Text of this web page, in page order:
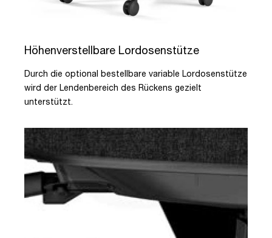
Höhenverstellbare Lordosenstütze
Durch die optional bestellbare variable Lordosenstütze
wird der Lendenbereich des Rückens gezielt
unterstützt.